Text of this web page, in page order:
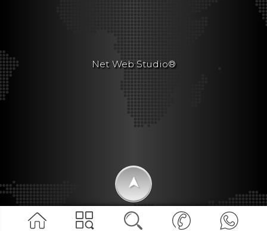
Net Web Studio®
➤